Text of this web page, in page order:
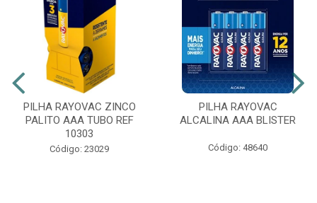
PILHA RAYOVAC ZINCO
PALITO AAA TUBO REF
10303
Código: 23029
PILHA RAYOVAC
ALCALINA AAA BLISTER
Código: 48640